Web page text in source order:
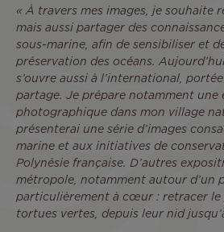
« À travers mes images, je souhaite
mais aussi partager des
sous-marine, afin de sensibiliser et
préservation des océans.
s’ouvre aussi à l’international,
partage. Je prépare notamment une
photographique dans mon village
présenterai une série d’images
marine et aux initiatives de
Polynésie française. D’autres
métropole, notamment autour d’un
particulièrement à cœur : retracer le
tortues vertes, depuis leur nid